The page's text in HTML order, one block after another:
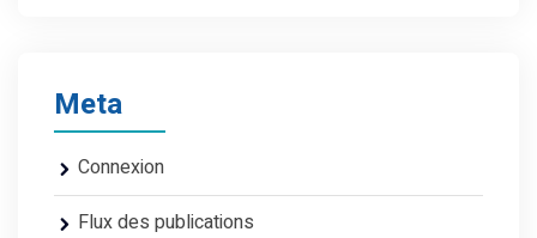
Meta
Connexion
Flux des publications